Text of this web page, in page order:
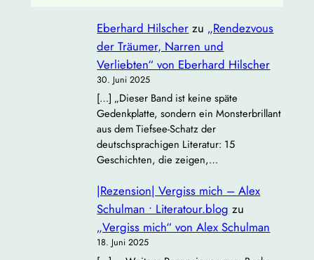
Eberhard Hilscher zu „Rendezvous
der Träumer, Narren und
Verliebten“ von Eberhard Hilscher
30. Juni 2025
[…] „Dieser Band ist keine späte
Gedenkplatte, sondern ein Monsterbrillant
aus dem Tiefsee‐Schatz der
deutschsprachigen Literatur: 15
Geschichten, die zeigen,…
|Rezension| Vergiss mich – Alex
Schulman • Literatour.blog zu
„Vergiss mich“ von Alex Schulman
18. Juni 2025